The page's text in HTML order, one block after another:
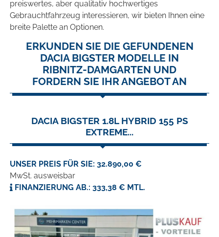
preiswertes, aber qualitativ hochwertiges
Gebrauchtfahrzeug interessieren, wir bieten Ihnen eine
breite Palette an Optionen.
ERKUNDEN SIE DIE GEFUNDENEN
DACIA BIGSTER MODELLE IN
RIBNITZ-DAMGARTEN UND
FORDERN SIE IHR ANGEBOT AN
DACIA BIGSTER 1.8L HYBRID 155 PS
EXTREME...
UNSER PREIS FÜR SIE: 32.890,00 €
MwSt. ausweisbar
FINANZIERUNG AB.: 333,38 € MTL.